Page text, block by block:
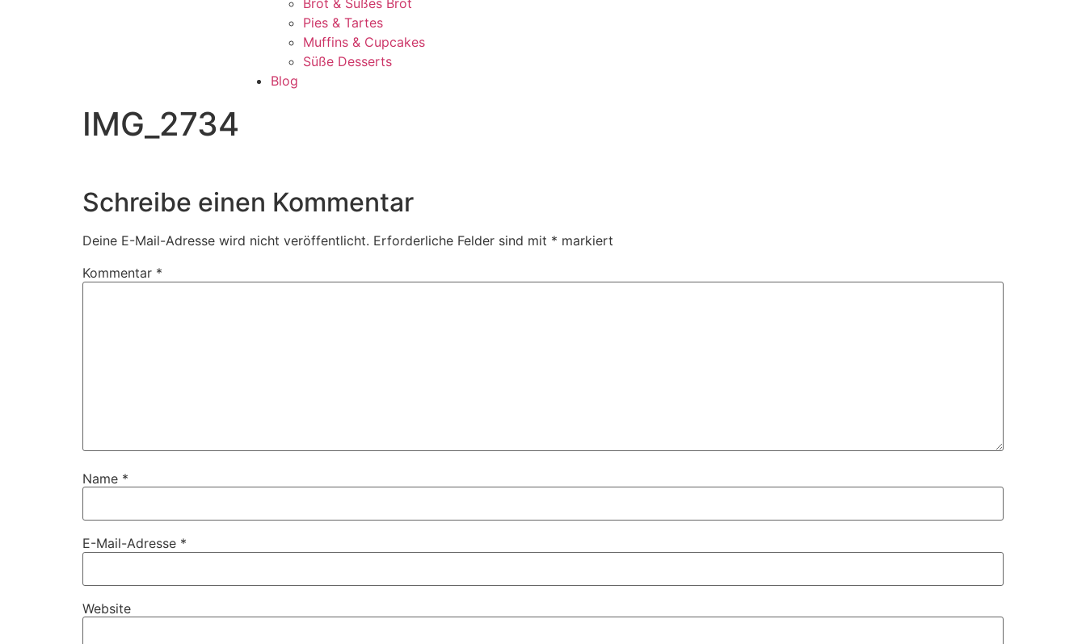
Brot & Süßes Brot
Pies & Tartes
Muffins & Cupcakes
Süße Desserts
Blog
IMG_2734
Schreibe einen Kommentar
Deine E-Mail-Adresse wird nicht veröffentlicht. Erforderliche Felder sind mit * markiert
Kommentar *
Name *
E-Mail-Adresse *
Website